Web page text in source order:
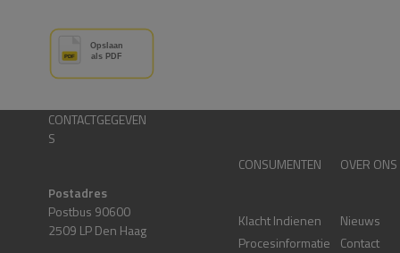
CONTACTGEGEVEN
S
Postadres
Postbus 90600
2509 LP Den Haag
CONSUMENTEN
Klacht Indienen
Procesinformatie
OVER ONS
Nieuws
Contact